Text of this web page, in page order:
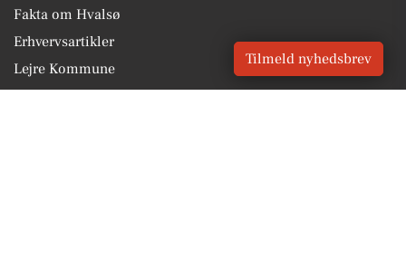
Fakta om Hvalsø
Erhvervsartikler
Lejre Kommune
Tilmeld nyhedsbrev